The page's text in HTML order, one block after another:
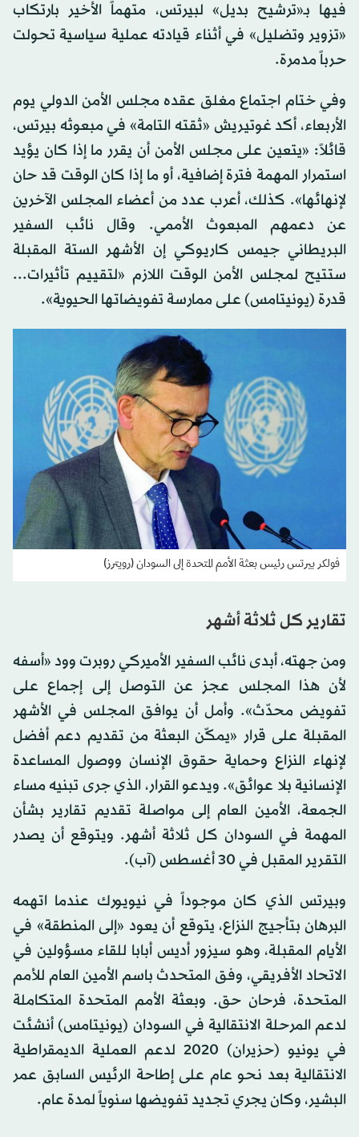
فيها بـ«ترشيح بديل» لبيرتس، متهماً الأخير بارتكاب
«تزوير وتضليل» في أثناء قيادته عملية سياسية تحولت
حرباً مدمرة.
وفي ختام اجتماع مغلق عقده مجلس الأمن الدولي يوم
الأربعاء، أكد غوتيريش «ثقته التامة» في مبعوثه بيرتس،
قائلاً: «يتعين على مجلس الأمن أن يقرر ما إذا كان يؤيد
استمرار المهمة فترة إضافية، أو ما إذا كان الوقت قد حان
لإنهائها». كذلك، أعرب عدد من أعضاء المجلس الآخرين
عن دعمهم المبعوث الأممي. وقال نائب السفير
البريطاني جيمس كاريوكي إن الأشهر الستة المقبلة
ستتيح لمجلس الأمن الوقت اللازم «لتقييم تأثيرات...
قدرة (يونيتامس) على ممارسة تفويضاتها الحيوية».
فولكر بيرتس رئيس بعثة الأمم المتحدة إلى السودان (رويترز)
تقارير كل ثلاثة أشهر
ومن جهته، أبدى نائب السفير الأميركي روبرت وود «أسفه
لأن هذا المجلس عجز عن التوصل إلى إجماع على
تفويض محدّث». وأمل أن يوافق المجلس في الأشهر
المقبلة على قرار «يمكّن البعثة من تقديم دعم أفضل
لإنهاء النزاع وحماية حقوق الإنسان ووصول المساعدة
الإنسانية بلا عوائق». ويدعو القرار، الذي جرى تبنيه مساء
الجمعة، الأمين العام إلى مواصلة تقديم تقارير بشأن
المهمة في السودان كل ثلاثة أشهر. ويتوقع أن يصدر
التقرير المقبل في 30 أغسطس (آب).
وبيرتس الذي كان موجوداً في نيويورك عندما اتهمه
البرهان بتأجيج النزاع، يتوقع أن يعود «إلى المنطقة» في
الأيام المقبلة، وهو سيزور أديس أبابا للقاء مسؤولين في
الاتحاد الأفريقي، وفق المتحدث باسم الأمين العام للأمم
المتحدة، فرحان حق. وبعثة الأمم المتحدة المتكاملة
لدعم المرحلة الانتقالية في السودان (يونيتامس) أنشئت
في يونيو (حزيران) 2020 لدعم العملية الديمقراطية
الانتقالية بعد نحو عام على إطاحة الرئيس السابق عمر
البشير، وكان يجري تجديد تفويضها سنوياً لمدة عام.